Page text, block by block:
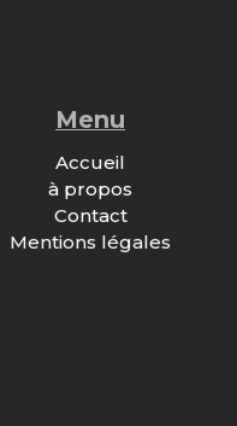
Menu
Accueil
à propos
Contact
Mentions légales